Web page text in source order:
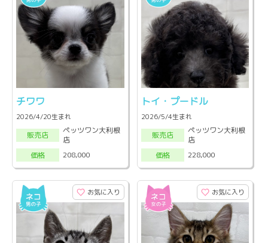
チワワ
2026/4/20生まれ
販売店
ペッツワン大利根
店
価格
208,000
トイ・プードル
2026/5/4生まれ
販売店
ペッツワン大利根
店
価格
228,000
お気に入り お気に入り